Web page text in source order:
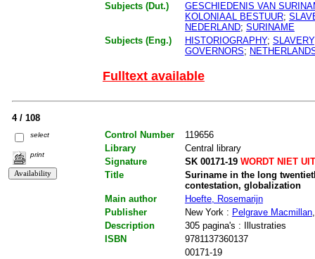
Subjects (Dut.)
GESCHIEDENIS VAN
KOLONIAAL BESTUUR;
NEDERLAND; SURINAME
Subjects (Eng.)
HISTORIOGRAPHY; SLAVERY
GOVERNORS;
Fulltext available
4 / 108
select
print
Control Number
119656
Library
Central library
Signature
SK 00171-19WORDT NIET
Title
Suriname in the long
contestation, globalization
Main author
Hoefte, Rosemarijn
Publisher
New York : Pelgrave Macmillan
Description
305 pagina's : Illustraties
ISBN
9781137360137
00171-19